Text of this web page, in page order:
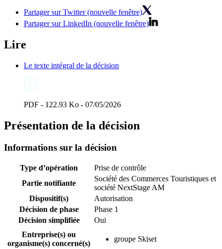
Partager sur Twitter (nouvelle fenêtre)
Partager sur LinkedIn (nouvelle fenêtre)
Lire
Le texte intégral de la décision
PDF - 122.93 Ko - 07/05/2026
Présentation de la décision
Informations sur la décision
Type d’opération
Prise de contrôle
Partie notifiante
Société des Commerces Touristiques et
société NextStage AM
Dispositif(s)
Autorisation
Décision de phase
Phase 1
Décision simplifiée
Oui
Entreprise(s) ou
organisme(s) concerné(s)
groupe Skiset